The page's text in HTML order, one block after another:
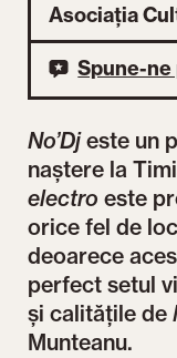
No’Djeste un
naștere la
electro este
orice fel de
deoarece
perfect setul
şi calitățile de
Munteanu.
Asociația
Spune-ne